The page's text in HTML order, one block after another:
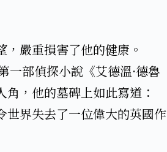
嚴重損害了他的健康。
一部偵探小說《艾德溫·德魯
，他的墓碑上如此寫道：
世界失去了一位偉大的英國作